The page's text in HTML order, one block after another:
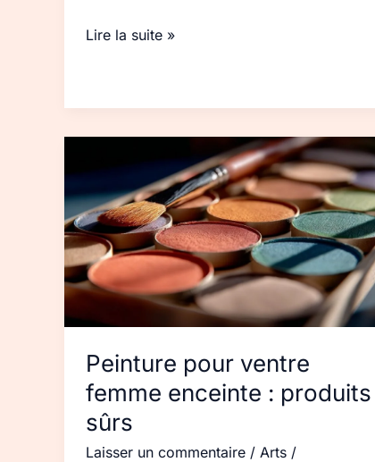
Lire la suite »
Peinture pour ventre
femme enceinte : produits
sûrs
Laisser un commentaire / Arts /
pour
ventre
femme
enceinte :
produits
sûrs